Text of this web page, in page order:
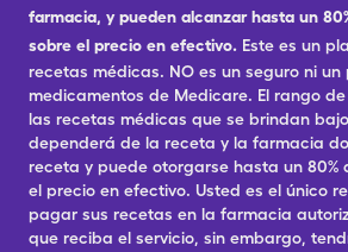
farmacia, y pueden alcanzar hasta un
sobre el precio en efectivo. Este es un
recetas médicas. NO es un seguro ni un
medicamentos de Medicare. El rango
las recetas médicas que se brindan
dependerá de la receta y la farmacia
receta y puede otorgarse hasta un 80%
el precio en efectivo. Usted es el único
pagar sus recetas en la farmacia
que reciba el servicio, sin embargo,